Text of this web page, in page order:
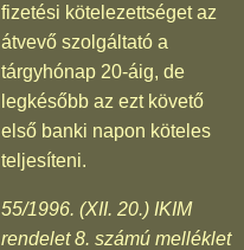
fizetési kötelezettséget az
átvevő szolgáltató a
tárgyhónap 20-áig, de
legkésőbb az ezt követő
első banki napon köteles
teljesíteni.
55/1996. (XII. 20.) IKIM
rendelet 8. számú melléklet